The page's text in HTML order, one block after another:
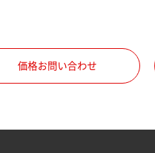
価格お問い合わせ